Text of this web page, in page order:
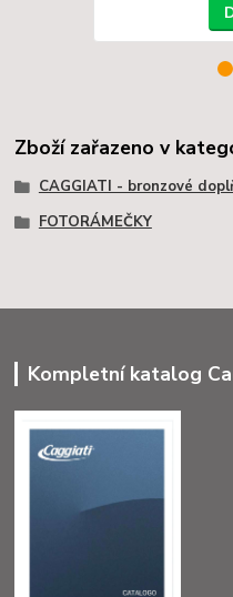
Zboží zařazeno v
CAGGIATI - bronzové
FOTORÁMEČKY
Kompletní katalog